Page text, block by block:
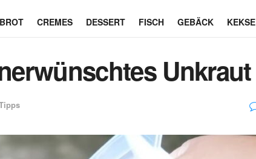
BROT CREMES DESSERT FISCH GEBÄCK KEKSE
Unkraut